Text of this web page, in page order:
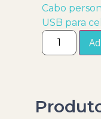
Cabo
USB para